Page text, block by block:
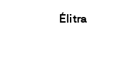
Élitra